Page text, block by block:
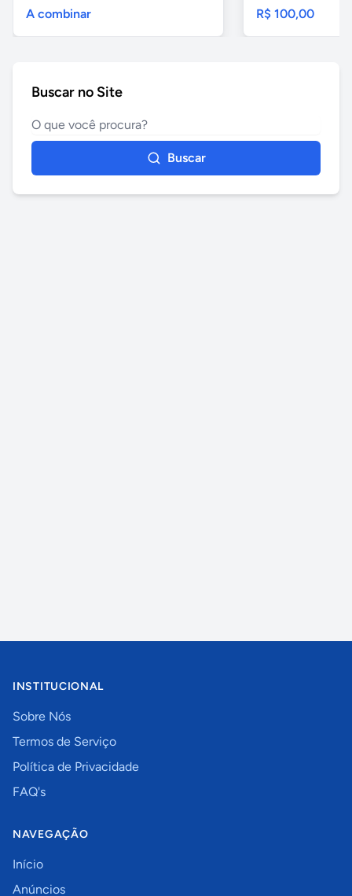
A combinar R$ 100,00
Buscar no Site
Buscar
INSTITUCIONAL
Sobre Nós
Termos de Serviço
Política de Privacidade
FAQ's
NAVEGAÇÃO
Início
Anúncios